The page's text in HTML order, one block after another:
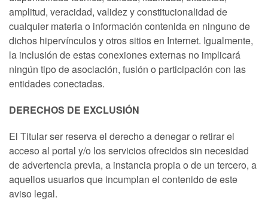
amplitud, veracidad, validez y constitucionalidad de
cualquier materia o información contenida en ninguno de
dichos hipervínculos y otros sitios en Internet. Igualmente,
la inclusión de estas conexiones externas no implicará
ningún tipo de asociación, fusión o participación con las
entidades conectadas.
DERECHOS DE EXCLUSIÓN
El Titular ser reserva el derecho a denegar o retirar el
acceso al portal y/o los servicios ofrecidos sin necesidad
de advertencia previa, a instancia propia o de un tercero, a
aquellos usuarios que incumplan el contenido de este
aviso legal.